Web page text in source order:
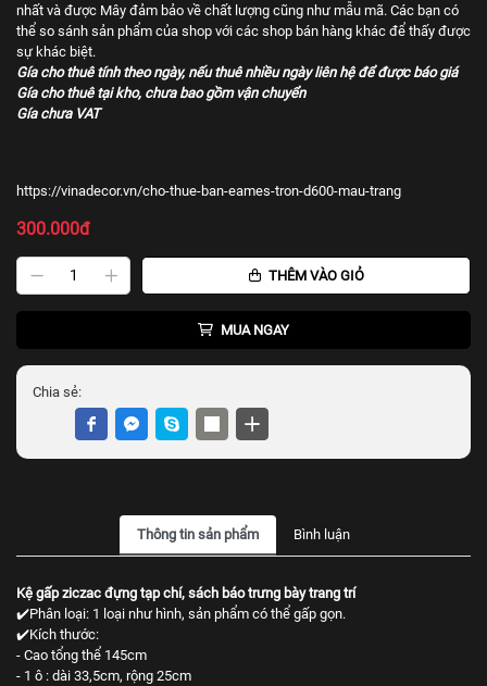
nhất và được Mây đảm bảo về chất lượng cũng như mẫu mã. Các bạn có
thể so sánh sản phẩm của shop với các shop bán hàng khác để thấy được
sự khác biệt.
Gía cho thuê tính theo ngày, nếu thuê nhiều ngày liên hệ để được báo giá
Gía cho thuê tại kho, chưa bao gồm vận chuyển
Gía chưa VAT
https://vinadecor.vn/cho-thue-ban-eames-tron-d600-mau-trang
300.000đ
THÊM VÀO GIỎ
MUA NGAY
Chia sẻ:
Thông tin sản phẩm Bình luận
Kệ gấp ziczac đựng tạp chí, sách báo trưng bày trang trí
✔️Phân loại: 1 loại như hình, sản phẩm có thể gấp gọn.
✔️Kích thước:
- Cao tổng thể 145cm
- 1 ô : dài 33,5cm, rộng 25cm